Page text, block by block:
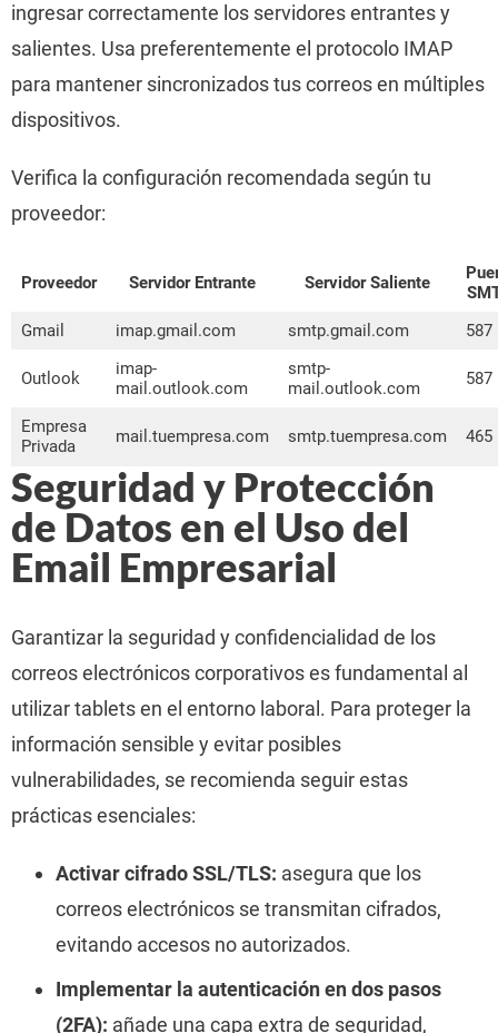
ingresar correctamente los servidores entrantes y
salientes. Usa preferentemente el protocolo IMAP
para mantener sincronizados tus correos en múltiples
dispositivos.
Verifica la configuración recomendada según tu
proveedor:
Proveedor Servidor Entrante Servidor Saliente
Gmail
imap.gmail.com smtp.gmail.com 587
Outlook
imap-
mail.outlook.com
smtp-
mail.outlook.com
587
Empresa
Privada
mail.tuempresa.com smtp.tuempresa.com 465
Seguridad y Protección
de Datos en el Uso del
Email Empresarial
Garantizar la seguridad y confidencialidad de los
correos electrónicos corporativos es fundamental al
utilizar tablets en el entorno laboral. Para proteger la
información sensible y evitar posibles
vulnerabilidades, se recomienda seguir estas
prácticas esenciales:
Activar cifrado SSL/TLS: asegura que los
correos electrónicos se transmitan cifrados,
evitando accesos no autorizados.
Implementar la autenticación en dos pasos
(2FA): añade una capa extra de seguridad,